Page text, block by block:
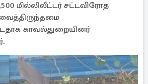
மில்லிலீட்டர் சட்டவிரோத
காவல்துறையினர்